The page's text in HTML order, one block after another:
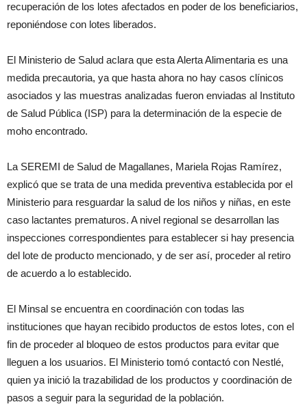
recuperación de los lotes afectados en poder de los beneficiarios,
reponiéndose con lotes liberados.
El Ministerio de Salud aclara que esta Alerta Alimentaria es una
medida precautoria, ya que hasta ahora no hay casos clínicos
asociados y las muestras analizadas fueron enviadas al Instituto
de Salud Pública (ISP) para la determinación de la especie de
moho encontrado.
La SEREMI de Salud de Magallanes, Mariela Rojas Ramírez,
explicó que se trata de una medida preventiva establecida por el
Ministerio para resguardar la salud de los niños y niñas, en este
caso lactantes prematuros. A nivel regional se desarrollan las
inspecciones correspondientes para establecer si hay presencia
del lote de producto mencionado, y de ser así, proceder al retiro
de acuerdo a lo establecido.
El Minsal se encuentra en coordinación con todas las
instituciones que hayan recibido productos de estos lotes, con el
fin de proceder al bloqueo de estos productos para evitar que
lleguen a los usuarios. El Ministerio tomó contactó con Nestlé,
quien ya inició la trazabilidad de los productos y coordinación de
pasos a seguir para la seguridad de la población.